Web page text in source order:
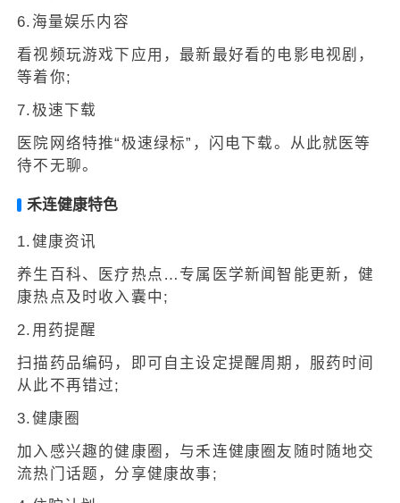
6.海量娱乐内容
看视频玩游戏下应用，最新最好看的电影电视剧，
等着你;
7.极速下载
医院网络特推“极速绿标”，闪电下载。从此就医等
待不无聊。
禾连健康特色
1.健康资讯
养生百科、医疗热点…专属医学新闻智能更新，健
康热点及时收入囊中;
2.用药提醒
扫描药品编码，即可自主设定提醒周期，服药时间
从此不再错过;
3.健康圈
加入感兴趣的健康圈，与禾连健康圈友随时随地交
流热门话题，分享健康故事;